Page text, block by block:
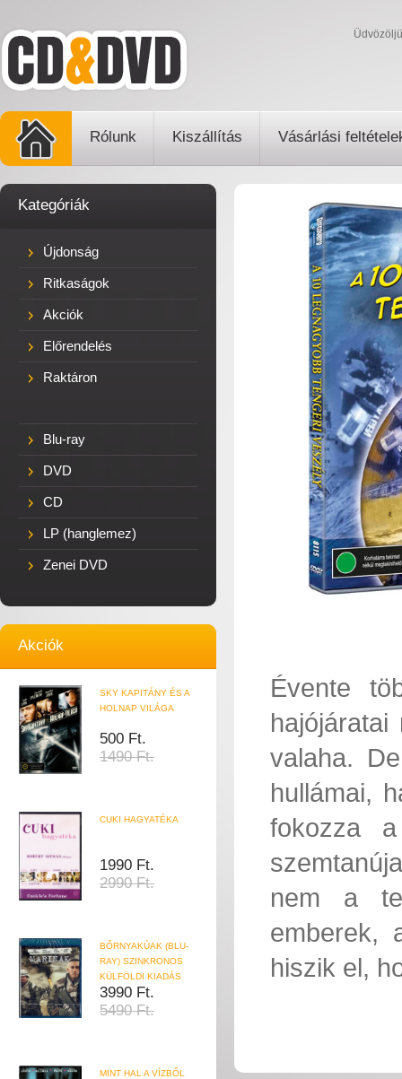
Rólunk Kiszállítás Vásárlási
Kategóriák
Újdonság
Ritkaságok
Akciók
Előrendelés
Raktáron
Blu-ray
DVD
CD
LP (hanglemez)
Zenei DVD
Akciók
SKY KAPITÁNY ÉS A
HOLNAP VILÁGA
500 Ft.
1490 Ft.
CUKI HAGYATÉKA
1990 Ft.
2990 Ft.
BŐRNYAKÚAK (BLU-
RAY) SZINKRONOS
KÜLFÖLDI KIADÁS
3990 Ft.
5490 Ft.
MINT HAL A VÍZBŐL
Évente
valaha.
hullámai,
fokozza
nem a
emberek,
hiszik el,